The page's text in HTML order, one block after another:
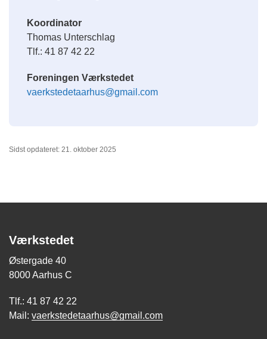
Koordinator
Thomas Unterschlag
Tlf.: 41 87 42 22
Foreningen Værkstedet
vaerkstedetaarhus@gmail.com
Sidst opdateret: 21. oktober 2025
Værkstedet
Østergade 40
8000 Aarhus C
Tlf.: 41 87 42 22
Mail: vaerkstedetaarhus@gmail.com